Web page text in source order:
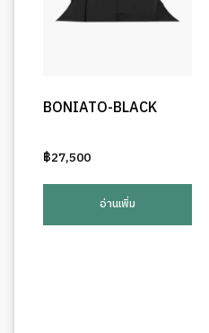
BONIATO-BLACK
฿27,500
อ่านเพิ่ม